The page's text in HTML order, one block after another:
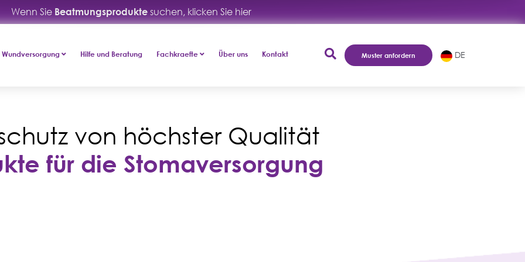
Wenn Sie Beatmungsprodukte suchen, klicken Sie hier
Wundversorgung Hilfe und Beratung Fachkraefte Über uns Kontakt Muster anfordern DE
von höchster Qualität
für die Stomaversorgung